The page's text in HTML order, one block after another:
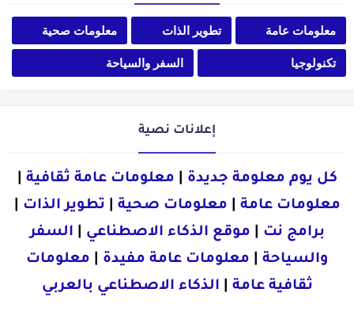
معلومات عامة تطوير الذات معلومات صحية
تكنولوجيا السفر والسياحة
إعلانات نصية
كل يوم معلومة جديدة معلومات عامة ثقافية
معلومات عامة
معلومات صحية تطوير الذات
برامج نت
موقع الذكاء الاصطناعي
السفر
والسياحة
معلومات عامة مفيدة
معلومات
ثقافية عامة
الذكاء الاصطناعي بالعربي